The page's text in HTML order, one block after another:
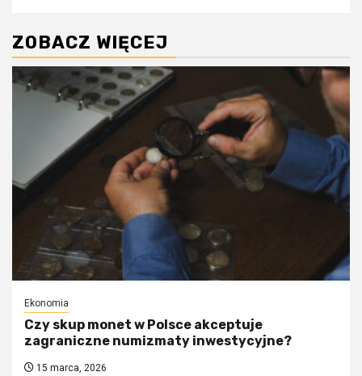
ZOBACZ WIĘCEJ
Ekonomia
Czy skup monet w Polsce akceptuje
zagraniczne numizmaty inwestycyjne?
15 marca, 2026